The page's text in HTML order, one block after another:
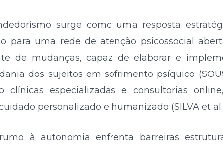
surge como uma resposta
para uma rede de atenção psicossocial
de mudanças, capaz de elaborar e
dos sujeitos em sofrimento psíquico
clínicas especializadas e consultorias
personalizado e humanizado (SILVA et
à autonomia enfrenta barreiras